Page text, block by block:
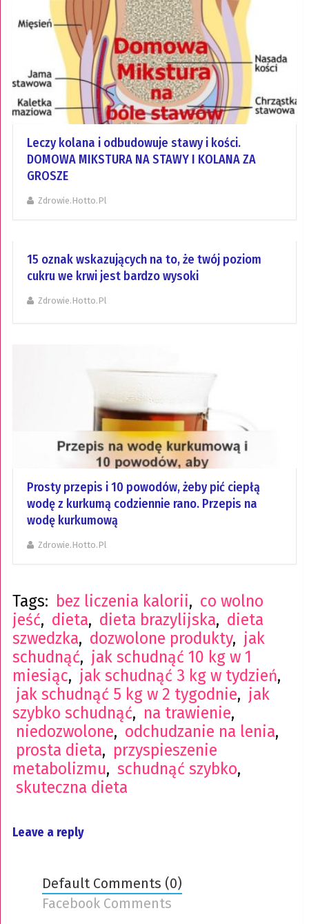
Leczy kolana i odbudowuje stawy i kości.
DOMOWA MIKSTURA NA STAWY I KOLANA ZA
GROSZE
Zdrowie.hotto.pl
15 oznak wskazujących na to, że twój poziom
cukru we krwi jest bardzo wysoki
Zdrowie.hotto.pl
Prosty przepis i 10 powodów, żeby pić ciepłą
wodę z kurkumą codziennie rano. Przepis na
wodę kurkumową
Zdrowie.hotto.pl
Tags: bez liczenia kalorii, co wolno
jeść, dieta, dieta brazylijska, dieta
szwedzka, dozwolone produkty, jak
schudnąć, jak schudnąć 10 kg w 1
miesiąc, jak schudnąć 3 kg w tydzień,
jak schudnąć 5 kg w 2 tygodnie, jak
szybko schudnąć, na trawienie,
niedozwolone, odchudzanie na lenia,
prosta dieta, przyspieszenie
metabolizmu, schudnąć szybko,
skuteczna dieta
Leave a reply
Default Comments (0)
Facebook Comments